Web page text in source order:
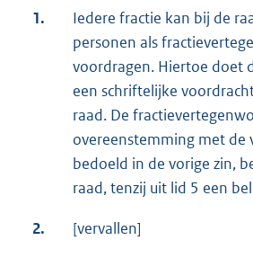
1.
Iedere fractie kan bij de
personen als
voordragen. Hiertoe doet
een schriftelijke
raad. De
overeenstemming met de
bedoeld in de vorige zin,
raad, tenzij uit lid 5 een
2. [vervallen]